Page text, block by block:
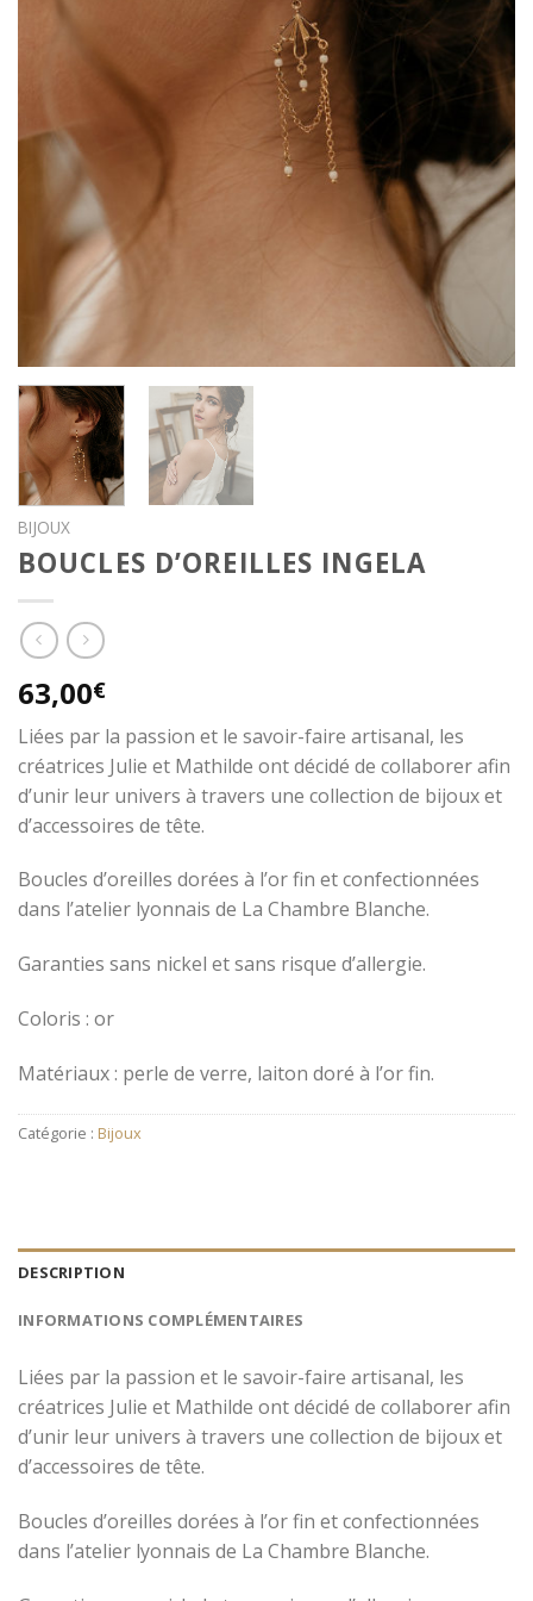
BIJOUX
BOUCLES D’OREILLES INGELA
63,00€
Liées par la passion et le savoir-faire artisanal, les
créatrices Julie et Mathilde ont décidé de collaborer afin
d’unir leur univers à travers une collection de bijoux et
d’accessoires de tête.
Boucles d’oreilles dorées à l’or fin et confectionnées
dans l’atelier lyonnais de La Chambre Blanche.
Garanties sans nickel et sans risque d’allergie.
Coloris : or
Matériaux : perle de verre, laiton doré à l’or fin.
Catégorie : Bijoux
DESCRIPTION
INFORMATIONS COMPLÉMENTAIRES
Liées par la passion et le savoir-faire artisanal, les
créatrices Julie et Mathilde ont décidé de collaborer afin
d’unir leur univers à travers une collection de bijoux et
d’accessoires de tête.
Boucles d’oreilles dorées à l’or fin et confectionnées
dans l’atelier lyonnais de La Chambre Blanche.